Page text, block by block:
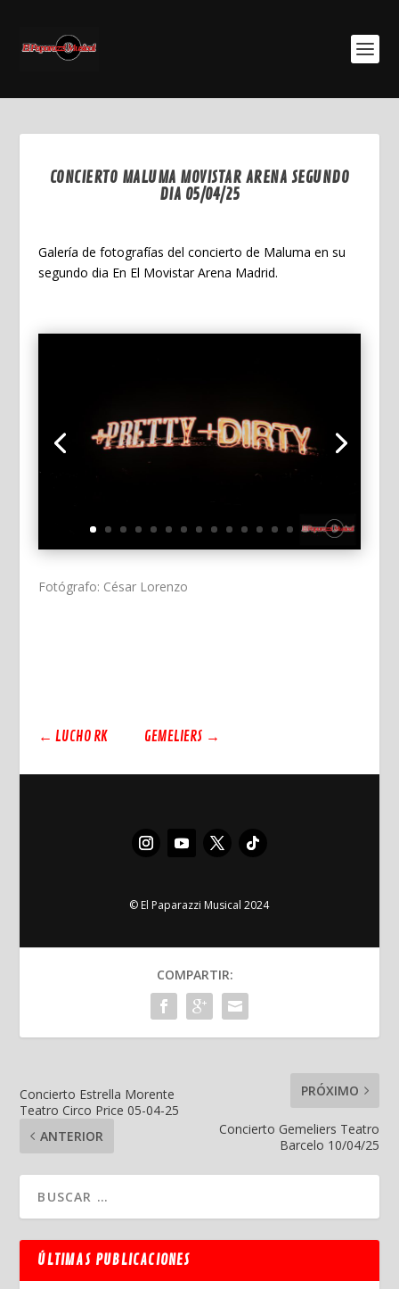
CONCIERTO MALUMA MOVISTAR ARENA SEGUNDO
DIA 05/04/25
Galería de fotografías del concierto de Maluma en su
segundo dia En El Movistar Arena Madrid.
Fotógrafo: César Lorenzo
← LUCHO RK GEMELIERS →
© El Paparazzi Musical 2024
COMPARTIR:
Concierto Estrella Morente
Teatro Circo Price 05-04-25
ANTERIOR
PRÓXIMO
Concierto Gemeliers Teatro
Barcelo 10/04/25
ÚLTIMAS PUBLICACIONES